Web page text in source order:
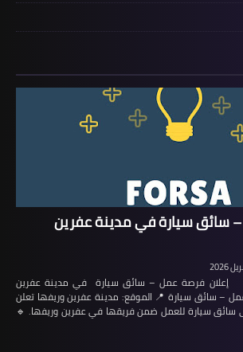
سائق سيارة في مدينة عفرين
فرصة عمل – سائق سيارة في مدينة عفرين
– سائق سيارة 📍 الموقع: مدينة عفرين وريفها تعلن
سائق سيارة للعمل ضمن فريقها في عفرين وريفها. 🔹